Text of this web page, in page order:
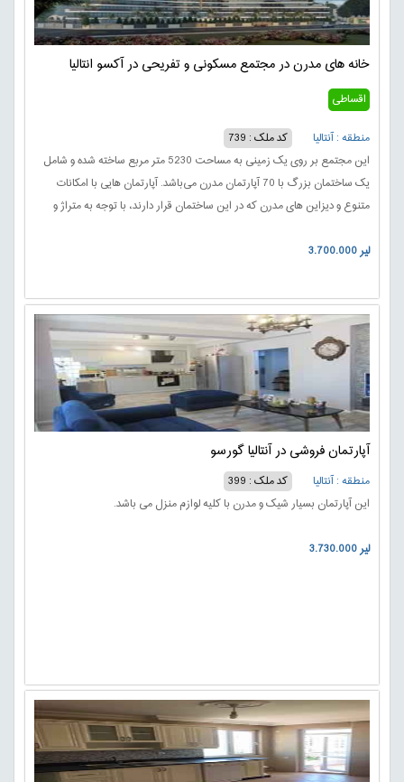
خانه های مدرن در مجتمع مسکونی و تفریحی در آکسو انتالیا
اقساطی
منطقه : آنتالیا
کد ملک : 739
این مجتمع بر روی یک زمینی به مساحت 5230 متر مربع ساخته شده و شامل
یک ساختمان بزرگ با 70 آپارتمان مدرن می‌باشد. آپارتمان هایی با امکانات
متنوع و دیزاین های مدرن که در این ساختمان قرار دارند، با توجه به متراژ و
42 تا 234 متر مربع.
3.700.000 لیر
آپارتمان فروشی در آنتالیا گورسو
منطقه : آنتالیا
کد ملک : 399
این آپارتمان بسیار شیک و مدرن با کلیه لوازم منزل می باشد.
3.730.000 لیر